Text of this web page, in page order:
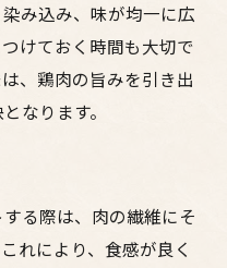
み込み、味が均一に広
けておく時間も大切で
、鶏肉の旨みを引き出
なります。
る際は、肉の繊維にそ
れにより、食感が良く